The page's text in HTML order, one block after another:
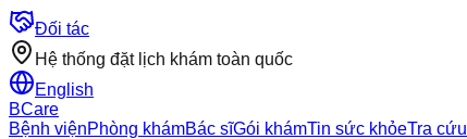
Đối tác
Hệ thống đặt lịch khám toàn quốc
English
BCare
Bệnh việnPhòng khámBác sĩGói khámTin sức khỏeTra cứu